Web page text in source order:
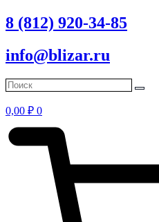
8 (812) 920-34-85
info@blizar.ru
0,00 ₽ 0